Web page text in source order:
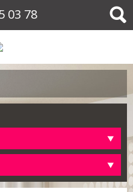
03 78